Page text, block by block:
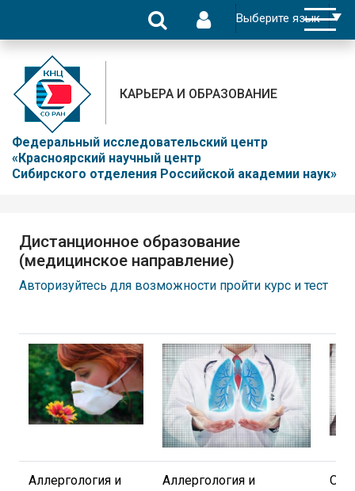
Федеральный исследовательский центр
«Красноярский научный центр
Сибирского отделения Российской академии наук»
КАРЬЕРА И ОБРАЗОВАНИЕ
Дистанционное образование
(медицинское направление)
Авторизуйтесь для возможности пройти курс и тест
Аллергология и
Аллергология и